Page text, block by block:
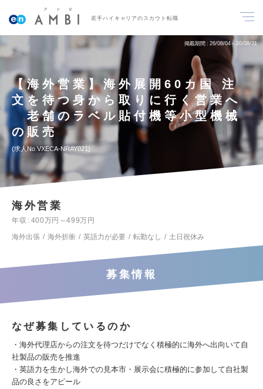
若手ハイキャリアのスカウト転職
掲載期間 26/08/04～26/08/31
【海外営業】海外展開60カ国 注
文を待つ身から取りに行く営業へ
老舗のラベル貼付機等小型機械
の販売
求人No.VXECA-NRAY021
海外営業
年収
400万円～499万円
海外出張
海外折衝 英語力が必要 転勤なし 土日祝休み
募集情報
なぜ募集しているのか
・海外代理店からの注文を待つだけでなく積極的に海外へ出向いて自
社製品の販売を推進
・英語力を生かし海外での見本市・展示会に積極的に参加して自社製
品の良さをアピール